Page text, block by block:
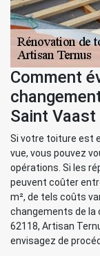
Comment
Saint
Si votre toiture est
vue, vous pouvez
opérations. Si les
peuvent coûter
m², de tels coûts
changements de la
62118, Artisan
envisagez de